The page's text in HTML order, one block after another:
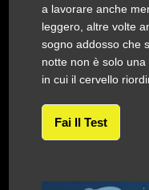
a lavorare anche
leggero, altre volte
sogno addosso che
notte non è solo
in cui il cervello
Fai Il Test